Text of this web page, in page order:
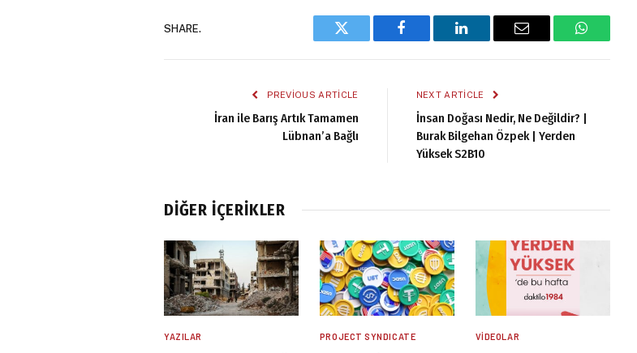
SHARE.
Twitter Facebook LinkedIn Email WhatsApp
PREVIOUS ARTICLE
İran ile Barış Artık Tamamen
Lübnan’a Bağlı
NEXT ARTICLE
İnsan Doğası Nedir, Ne Değildir? |
Burak Bilgehan Özpek | Yerden
Yüksek S2B10
DIĞER İÇERIKLER
YAZILAR PROJECT SYNDICATE VIDEOLAR